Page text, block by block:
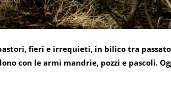
fieri e irrequieti, in bilico tra
con le armi mandrie, pozzi e pascoli.